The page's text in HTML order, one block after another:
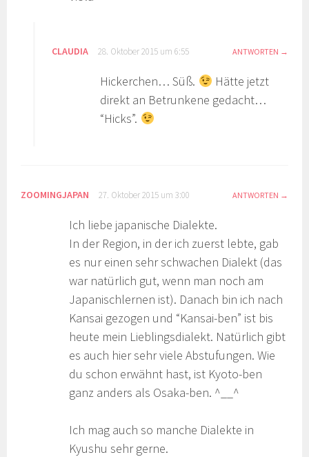
CLAUDIA 28. Oktober 2015 um 6:55 ANTWORTEN
Hickerchen… Süß.
Hätte jetzt
direkt an Betrunkene gedacht…
“Hicks”.
ZOOMINGJAPAN 27. Oktober 2015 um 3:00 ANTWORTEN
Ich liebe japanische Dialekte.
In der Region, in der ich zuerst lebte, gab
es nur einen sehr schwachen Dialekt (das
war natürlich gut, wenn man noch am
Japanischlernen ist). Danach bin ich nach
Kansai gezogen und “Kansai-ben” ist bis
heute mein Lieblingsdialekt. Natürlich gibt
es auch hier sehr viele Abstufungen. Wie
du schon erwähnt hast, ist Kyoto-ben
ganz anders als Osaka-ben. ^__^
Ich mag auch so manche Dialekte in
Kyushu sehr gerne.